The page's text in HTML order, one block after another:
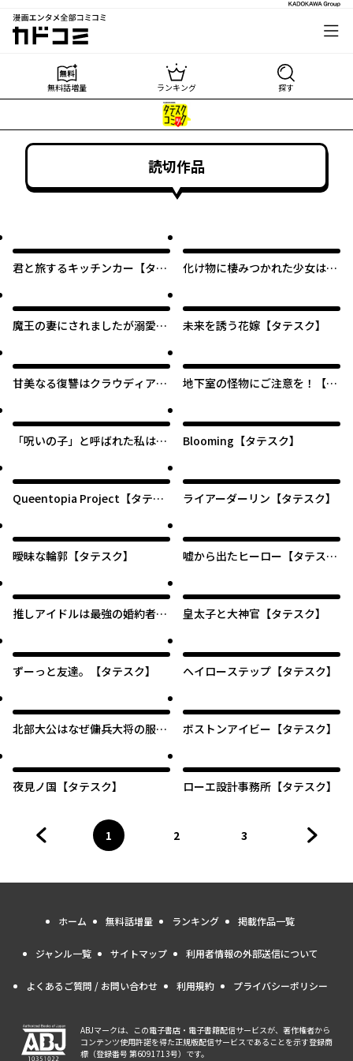
漫画エンタメ全部コミコミ
カドコミ
無料話増量 ランキング 探す
読切作品
君と旅するキッチンカー【タテ
化け物に棲みつかれた少女は自
魔王の妻にされましたが溺愛さ
未来を誘う花嫁【タテスク】
甘美なる復讐はクラウディアの
地下室の怪物にご注意を！【タ
「呪いの子」と呼ばれた私はそ
Blooming【タテスク】
Queentopia Project【タテス
ライアーダーリン【タテスク】
曖昧な輪郭【タテスク】
嘘から出たヒーロー【タテス
推しアイドルは最強の婚約者が
皇太子と大神官【タテスク】
ずーっと友達。【タテスク】 ヘイローステップ【タテスク】
北部大公はなぜ傭兵大将の服を
ボストンアイビー【タテスク】
夜見ノ国【タテスク】 ローエ設計事務所【タテスク】
前のページへページ
1
へ
2
3
ホーム 無料話増量 ランキング 掲載作品一覧
ジャンル一覧 サイトマップ 利用者情報の外部送信について
よくあるご質問 / お問い合わせ 利用規約 プライバシーポリシー
ABJマークは、この電子書店・電子書籍配信サービスが、著作権者から
コンテンツ使用許諾を得た正規版配信サービスであることを示す登録商
標（登録番号 第6091713号）です。